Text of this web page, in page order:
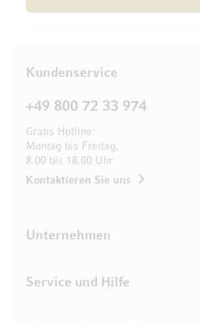
Kundenservice
+49 800 72 33 974
Gratis Hotline:
Montag bis Freitag,
8.00 bis 18.00 Uhr
Kontaktieren Sie uns
Unternehmen
Service und Hilfe